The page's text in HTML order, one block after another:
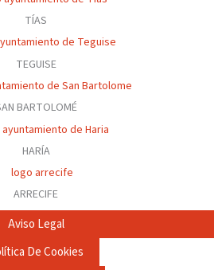
TÍAS
TEGUISE
BARTOLOMÉ
HARÍA
ARRECIFE
Aviso Legal
De Cookies